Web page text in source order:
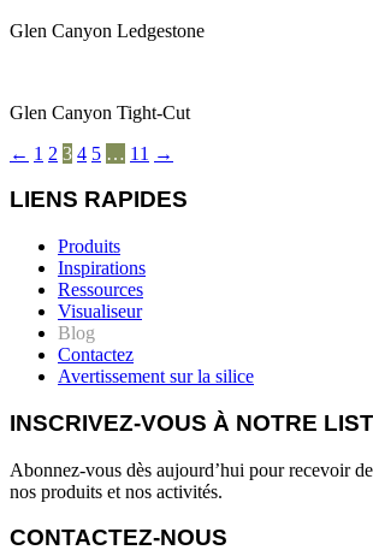
Glen Canyon Ledgestone
Glen Canyon Tight-Cut
← 1 2 3 4 5 … 11 →
LIENS RAPIDES
Produits
Inspirations
Ressources
Visualiseur
Blog
Contactez
Avertissement sur la silice
INSCRIVEZ-VOUS À NOTRE
Abonnez-vous dès aujourd’hui pour recevoir
nos produits et nos activités.
CONTACTEZ-NOUS